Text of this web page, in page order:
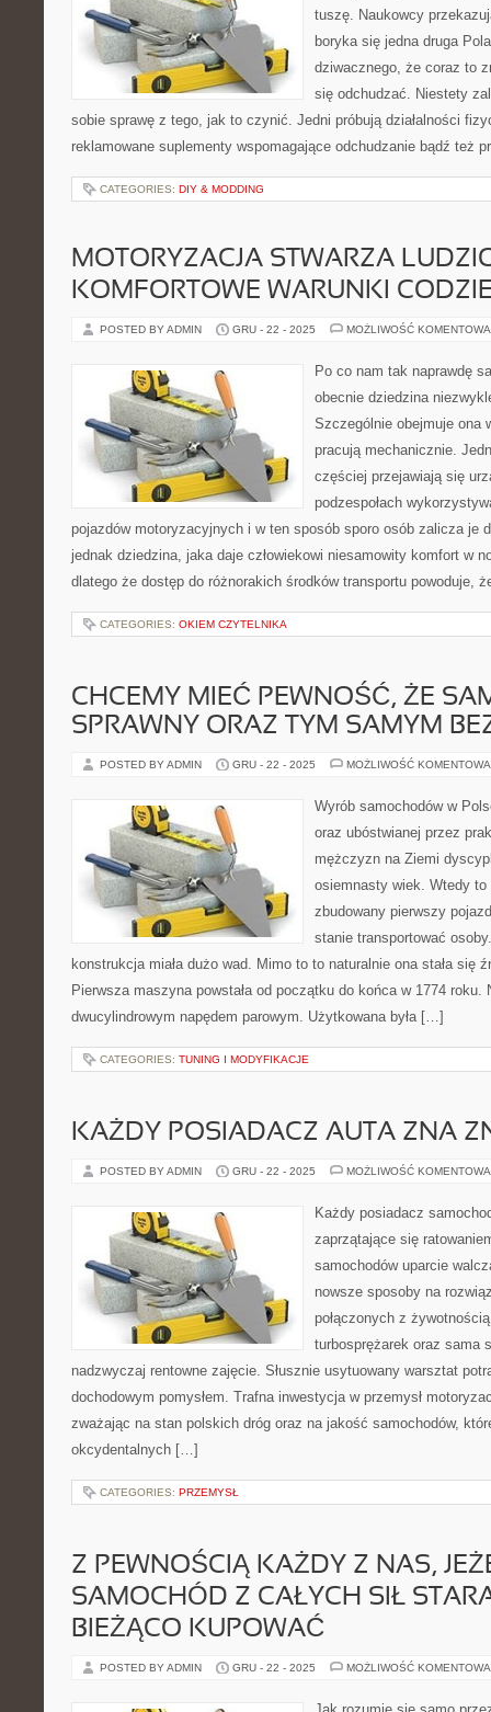
tuszę. Naukowcy
boryka się jedna druga
dziwacznego, że coraz to
się odchudzać. Niestety
sobie sprawę z tego, jak to czynić. Jedni próbują działalności
reklamowane suplementy wspomagające odchudzanie bądź też
CATEGORIES: DIY & MODDING
MOTORYZACJA STWARZA
KOMFORTOWE WARUNKI
POSTED BY ADMIN GRU - 22 - 2025 MOŻLIWOŚĆ
Po co nam tak naprawdę
obecnie dziedzina
Szczególnie obejmuje ona
pracują mechanicznie.
częściej przejawiają się
podzespołach
pojazdów motoryzacyjnych i w ten sposób sporo osób zalicza je
jednak dziedzina, jaka daje człowiekowi niesamowity komfort w
dlatego że dostęp do różnorakich środków transportu powoduje,
CATEGORIES: OKIEM CZYTELNIKA
CHCEMY MIEĆ PEWNOŚĆ, ŻE
SPRAWNY ORAZ TYM SAMYM
POSTED BY ADMIN GRU - 22 - 2025 MOŻLIWOŚĆ
Wyrób samochodów w
oraz ubóstwianej przez
mężczyzn na Ziemi
osiemnasty wiek. Wtedy to
zbudowany pierwszy
stanie transportować
konstrukcja miała dużo wad. Mimo to to naturalnie ona stała się
Pierwsza maszyna powstała od początku do końca w 1774 roku.
dwucylindrowym napędem parowym. Użytkowana była […]
CATEGORIES: TUNING I MODYFIKACJE
KAŻDY POSIADACZ AUTA ZNA
POSTED BY ADMIN GRU - 22 - 2025 MOŻLIWOŚĆ
Każdy posiadacz
zaprzątające się
samochodów uparcie
nowsze sposoby na
połączonych z
turbosprężarek oraz sama
nadzwyczaj rentowne zajęcie. Słusznie usytuowany warsztat
dochodowym pomysłem. Trafna inwestycja w przemysł
zważając na stan polskich dróg oraz na jakość samochodów,
okcydentalnych […]
CATEGORIES: PRZEMYSŁ
Z PEWNOŚCIĄ KAŻDY Z NAS,
SAMOCHÓD Z CAŁYCH SIŁ
BIEŻĄCO KUPOWAĆ
POSTED BY ADMIN GRU - 22 - 2025 MOŻLIWOŚĆ